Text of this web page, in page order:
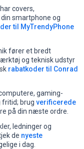
covers,
smartphone og
til MyTrendyPhone
fører et bredt
og teknisk udstyr
rabatkoder til Conrad
gaming-
fritid; brug verificerede
på din næste ordre.
ledninger og
de nyeste
i dag.